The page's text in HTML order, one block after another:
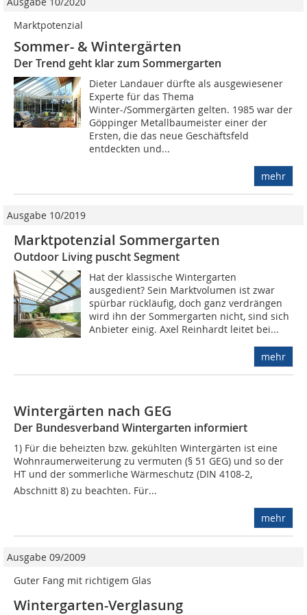
Marktpotenzial
Sommer- & Wintergärten
Der Trend geht klar zum Sommergarten
Dieter Landauer dürfte als ausgewiesener
Experte für das Thema
Winter-/Sommergärten gelten. 1985 war der
Göppinger Metallbaumeister einer der
Ersten, die das neue Geschäftsfeld
entdeckten und...
mehr
Ausgabe 10/2019
Marktpotenzial Sommergarten
Outdoor Living puscht Segment
Hat der klassische Wintergarten
ausgedient? Sein Marktvolumen ist zwar
spürbar rückläufig, doch ganz verdrängen
wird ihn der Sommergarten nicht, sind sich
Anbieter einig. Axel Reinhardt leitet bei...
mehr
Wintergärten nach GEG
Der Bundesverband Wintergarten informiert
1) Für die beheizten bzw. gekühlten Wintergärten ist eine
Wohnraumerweiterung zu vermuten (§ 51 GEG) und so der
HT und der sommerliche Wärmeschutz (DIN 4108-2,
Abschnitt 8) zu beachten. Für...
mehr
Ausgabe 09/2009
Guter Fang mit richtigem Glas
Wintergarten-Verglasung